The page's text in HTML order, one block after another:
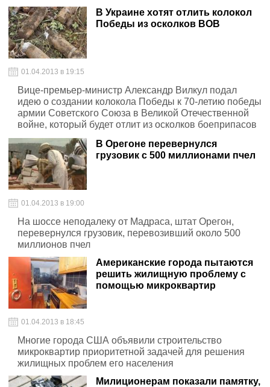
В Украине хотят отлить колокол
Победы из осколков ВОВ
01.04.2013 в 19:15
Вице-премьер-министр Александр Вилкул подал
идею о создании колокола Победы к 70-летию победы
армии Советского Союза в Великой Отечественной
войне, который будет отлит из осколков боеприпасов
и гильз времен ВОВ.
В Орегоне перевернулся
грузовик с 500 миллионами пчел
01.04.2013 в 19:00
На шоссе неподалеку от Мадраса, штат Орегон,
перевернулся грузовик, перевозивший около 500
миллионов пчел
Американские города пытаются
решить жилищную проблему с
помощью микроквартир
01.04.2013 в 18:45
Многие города США объявили строительство
микроквартир приоритетной задачей для решения
жилищных проблем его населения
Милиционерам показали памятку,